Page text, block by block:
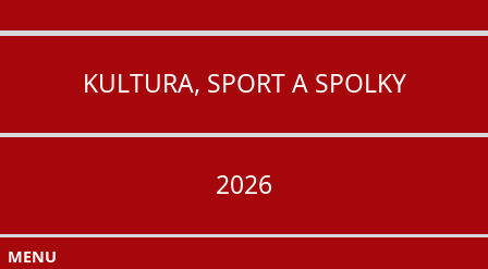
KULTURA, SPORT A SPOLKY
2026
MENU